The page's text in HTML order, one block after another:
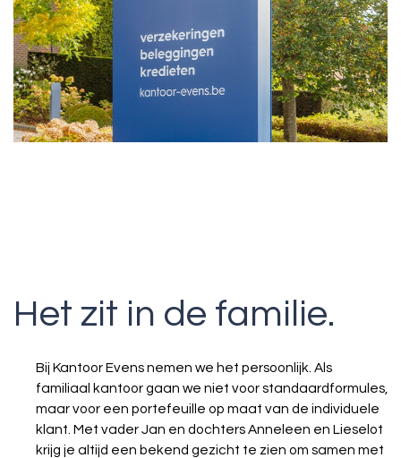
Het zit in de familie.
Bij Kantoor Evens nemen we het persoonlijk. Als
familiaal kantoor gaan we niet voor standaardformules,
maar voor een portefeuille op maat van de individuele
klant. Met vader Jan en dochters Anneleen en Lieselot
krijg je altijd een bekend gezicht te zien om samen met